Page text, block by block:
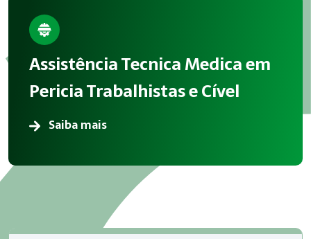
Assistência Tecnica Medica em
Pericia Trabalhistas e Cível
Saiba mais